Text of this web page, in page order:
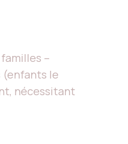
–
(enfants le
nécessitant